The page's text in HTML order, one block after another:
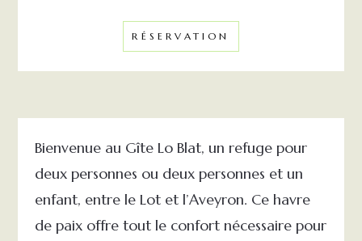
RÉSERVATION
Bienvenue au Gîte Lo Blat, un refuge pour
deux personnes ou deux personnes et un
enfant, entre le Lot et l’Aveyron. Ce havre
de paix offre tout le confort nécessaire pour